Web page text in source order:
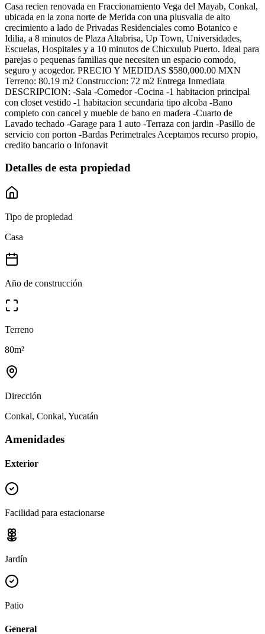
Casa recien renovada en Fraccionamiento Vega del Mayab, Conkal,
ubicada en la zona norte de Merida con una plusvalia de alto
crecimiento a lado de Privadas Residenciales como Botanico e
Idilia, a 8 minutos de Plaza Altabrisa, Up Town, Universidades,
Escuelas, Hospitales y a 10 minutos de Chicxulub Puerto. Ideal para
parejas o pequenas familias que necesiten un espacio comodo,
seguro y acogedor. PRECIO Y MEDIDAS $580,000.00 MXN
Terreno: 80.19 m2 Construccion: 72 m2 Entrega Inmediata
DESCRIPCION: -Sala -Comedor -Cocina -1 habitacion principal
con closet vestido -1 habitacion secundaria tipo alcoba -Bano
completo con cancel y mueble de bano en madera -Cuarto de
Lavado techado -Garage para 1 auto -Terraza con jardin -Pasillo de
servicio con porton -Bardas Perimetrales Aceptamos recurso propio,
credito bancario o Infonavit
Detalles de esta propiedad
Tipo de propiedad
Casa
Año de construcción
Terreno
80m²
Dirección
Conkal, Conkal, Yucatán
Amenidades
Exterior
Facilidad para estacionarse
Jardín
Patio
General